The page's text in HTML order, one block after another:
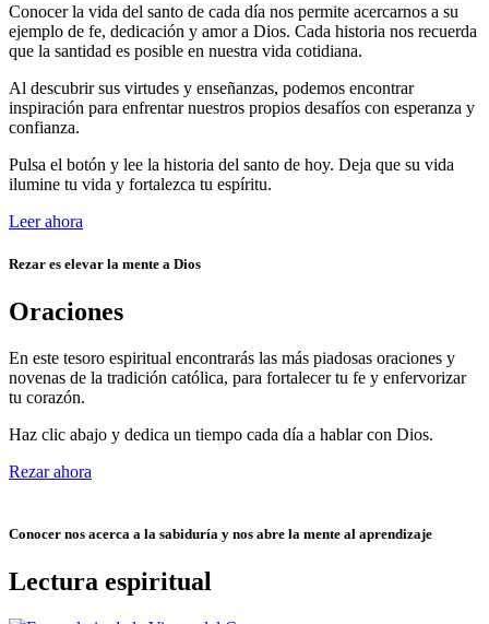
Conocer la vida del santo de cada día nos permite acercarnos a su
ejemplo de fe, dedicación y amor a Dios. Cada historia nos recuerda
que la santidad es posible en nuestra vida cotidiana.
Al descubrir sus virtudes y enseñanzas, podemos encontrar
inspiración para enfrentar nuestros propios desafíos con esperanza y
confianza.
Pulsa el botón y lee la historia del santo de hoy. Deja que su vida
ilumine tu vida y fortalezca tu espíritu.
Leer ahora
Rezar es elevar la mente a Dios
Oraciones
En este tesoro espiritual encontrarás las más piadosas oraciones y
novenas de la tradición católica, para fortalecer tu fe y enfervorizar
tu corazón.
Haz clic abajo y dedica un tiempo cada día a hablar con Dios.
Rezar ahora
Conocer nos acerca a la sabiduría y nos abre la mente al aprendizaje
Lectura espiritual